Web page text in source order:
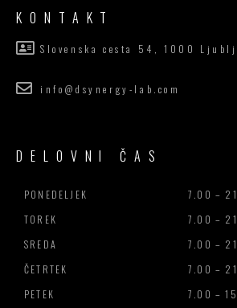
KONTAKT
Slovenska cesta 54, 1000
info@dsynergy-lab.com
DELOVNI ČAS
PONEDELJEK
TOREK
SREDA
ČETRTEK
PETEK
7.00 –
7.00 –
7.00 –
7.00 –
7.00 –